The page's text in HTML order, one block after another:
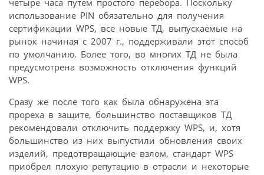
использование PIN обязательно для получения
сертификации WPS, все новые ТД, выпускаемые на
рынок начиная с 2007 г., поддерживали этот способ
по умолчанию. Более того, во многих ТД не была
предусмотрена возможность отключения функций
WPS.
Сразу же после того как была обнаружена эта
прореха в защите, большинство поставщиков ТД
рекомендовали отключить поддержку WPS, и, хотя
большинство из них выпустили обновления своих
изделий, предотвращающие взлом, стандарт WPS
приобрел плохую репутацию в отрасли и некоторые